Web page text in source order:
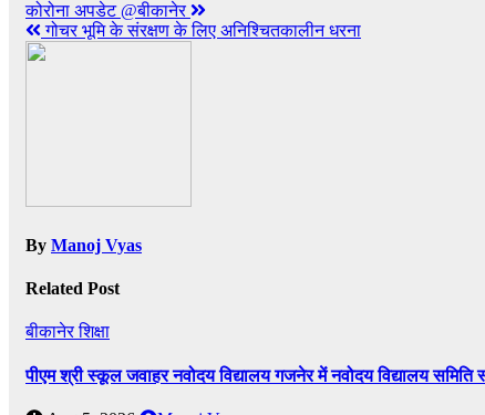
कोरोना अपडेट @बीकानेर
गोचर भूमि के संरक्षण के लिए अनिश्चितकालीन धरना
By Manoj Vyas
Related Post
बीकानेरशिक्षा
पीएम श्री स्कूल जवाहर नवोदय विद्यालय गजनेर में नवोदय विद्यालय